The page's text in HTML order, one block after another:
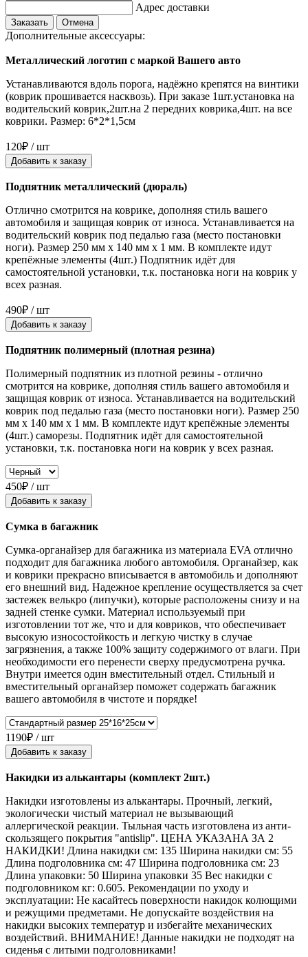
Адрес доставки
Заказать Отмена
Дополнительные аксессуары:
Металлический логотип с маркой Вашего авто
Устанавливаются вдоль порога, надёжно крепятся на винтики
(коврик прошивается насквозь). При заказе 1шт.установка на
водительский коврик,2шт.на 2 передних коврика,4шт. на все
коврики. Размер: 6*2*1,5см
120₽ / шт
Добавить к заказу
Подпятник металлический (дюраль)
Отлично смотрится на коврике, дополняя стиль вашего
автомобиля и защищая коврик от износа. Устанавливается на
водительский коврик под педалью газа (место постановки
ноги). Размер 250 мм x 140 мм x 1 мм. В комплекте идут
крепёжные элементы (4шт.) Подпятник идёт для
самостоятельной установки, т.к. постановка ноги на коврик у
всех разная.
490₽ / шт
Добавить к заказу
Подпятник полимерный (плотная резина)
Полимерный подпятник из плотной резины - отлично
смотрится на коврике, дополняя стиль вашего автомобиля и
защищая коврик от износа. Устанавливается на водительский
коврик под педалью газа (место постановки ноги). Размер 250
мм x 140 мм x 1 мм. В комплекте идут крепёжные элементы
(4шт.) саморезы. Подпятник идёт для самостоятельной
установки, т.к. постановка ноги на коврик у всех разная.
450₽ / шт
Добавить к заказу
Сумка в багажник
Сумка-органайзер для багажника из материала EVA отлично
подходит для багажника любого автомобиля. Органайзер, как
и коврики прекрасно вписывается в автомобиль и дополняют
его внешний вид. Надежное крепление осуществляется за счет
застежек велькро (липучки), которые расположены снизу и на
задней стенке сумки. Материал используемый при
изготовлении тот же, что и для ковриков, что обеспечивает
высокую износостойкость и легкую чистку в случае
загрязнения, а также 100% защиту содержимого от влаги. При
необходимости его перенести сверху предусмотрена ручка.
Внутри имеется один вместительный отдел. Стильный и
вместительный органайзер поможет содержать багажник
вашего автомобиля в чистоте и порядке!
1190₽ / шт
Добавить к заказу
Накидки из алькантары (комплект 2шт.)
Накидки изготовлены из алькантары. Прочный, легкий,
экологически чистый материал не вызывающий
аллергической реакции. Тыльная часть изготовлена из анти-
скользящего покрытия "antislip". ЦЕНА УКАЗАНА ЗА 2
НАКИДКИ! Длина накидки см: 135 Ширина накидки см: 55
Длина подголовника см: 47 Ширина подголовника см: 23
Длина упаковки: 50 Ширина упаковки 35 Вес накидки с
подголовником кг: 0.605. Рекомендации по уходу и
эксплуатации: Не касайтесь поверхности накидок колющими
и режущими предметами. Не допускайте воздействия на
накидки высоких температур и избегайте механических
воздействий. ВНИМАНИЕ! Данные накидки не подходят на
сиденья с литыми подголовниками!